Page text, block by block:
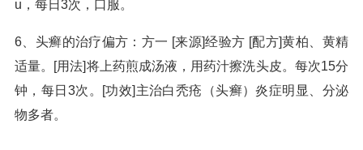
u，每日3次，口服。
6、头癣的治疗偏方：方一 [来源]经验方 [配方]黄柏、黄精
适量。[用法]将上药煎成汤液，用药汁擦洗头皮。每次15分
钟，每日3次。[功效]主治白秃疮（头癣）炎症明显、分泌
物多者。